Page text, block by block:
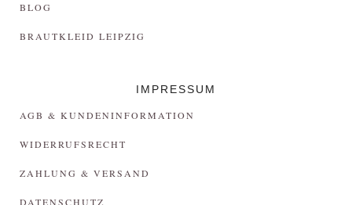
BLOG
BRAUTKLEID LEIPZIG
IMPRESSUM
AGB & KUNDENINFORMATION
WIDERRUFSRECHT
ZAHLUNG & VERSAND
DATENSCHUTZ